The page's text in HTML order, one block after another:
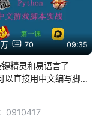
70 09:35
精灵和易语言了
以直接用中文编写脚本
0910417